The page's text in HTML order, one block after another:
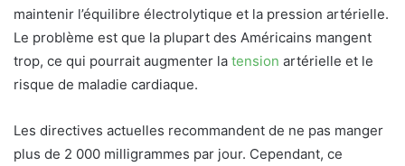
maintenir l’équilibre électrolytique et la pression artérielle.
Le problème est que la plupart des Américains mangent
trop, ce qui pourrait augmenter la tension artérielle et le
risque de maladie cardiaque.
Les directives actuelles recommandent de ne pas manger
plus de 2 000 milligrammes par jour. Cependant, ce